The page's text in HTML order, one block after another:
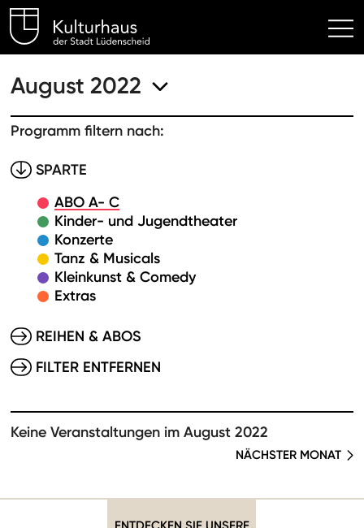
Kulturhaus Lüdenscheid
August 2022
Programm filtern nach:
SPARTE
ABO A- C
Kinder- und Jugendtheater
Konzerte
Tanz & Musicals
Kleinkunst & Comedy
Extras
REIHEN & ABOS
FILTER ENTFERNEN
Keine Veranstaltungen im August 2022
NÄCHSTER MONAT